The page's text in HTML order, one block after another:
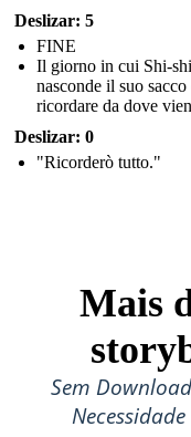
Deslizar: 5
FINE
Il giorno in cui Shi-
nasconde il suo
ricordare da dove
Deslizar: 0
"Ricorderò tutto."
Mais
Sem